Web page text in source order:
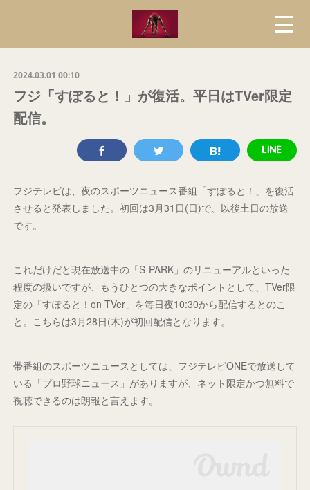
2024.03.01 00:10
フジ「すぽると！」が復活。平日はTVer限定
配信。
フジテレビは、夜のスポーツニュース番組「すぽると！」を復活
させると発表しました。初回は3月31日(日)で、以後土日の放送
です。
これだけだと現在放送中の「S-PARK」のリニューアルといった
程度の扱いですが、もうひとつの大きなポイントとして、TVer限
定の「すぽると！on TVer」を毎日夜10:30から配信するとのこ
と。こちらは3月28日(木)が初回配信となります。
帯番組のスポーツニュースとしては、フジテレビONEで放送して
いる「プロ野球ニュース」がありますが、ネット限定かつ無料で
視聴できるのは朗報と言えます。